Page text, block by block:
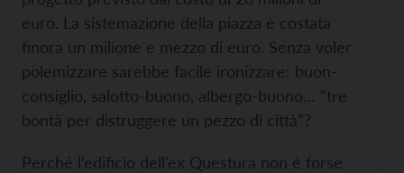
euro. La sistemazione della piazza è costata
finora un milione e mezzo di euro. Senza voler
polemizzare sarebbe facile ironizzare: buon-
consiglio, salotto-buono, albergo-buono… ”tre
bontà per distruggere un pezzo di città”?
Perché l’edificio dell’ex Questura non è forse